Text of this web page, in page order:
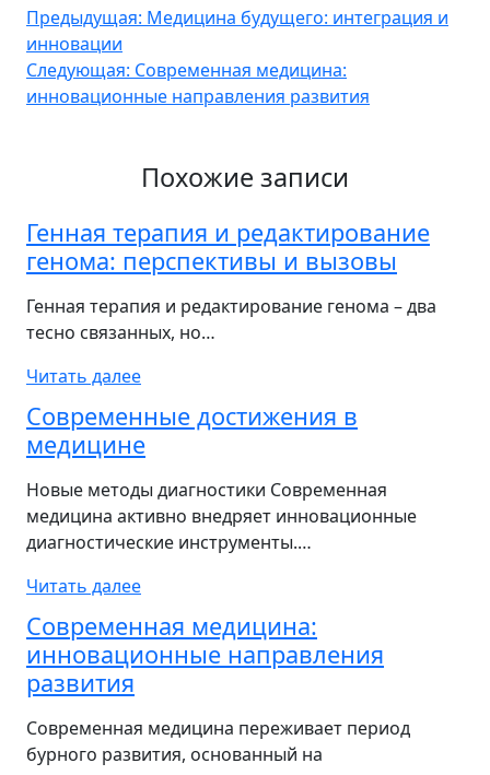
Навигация
по
записям
Предыдущая: Медицина будущего: интеграция и
инновации
Следующая: Современная медицина:
инновационные направления развития
Похожие записи
Генная терапия и редактирование
генома: перспективы и вызовы
Генная терапия и редактирование генома – два
тесно связанных, но…
Читать далее
Современные достижения в
медицине
Новые методы диагностики Современная
медицина активно внедряет инновационные
диагностические инструменты.…
Читать далее
Современная медицина:
инновационные направления
развития
Современная медицина переживает период
бурного развития, основанный на